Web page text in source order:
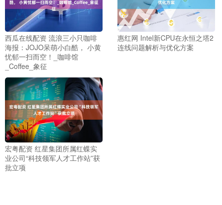
西瓜在线配资 流浪三小只咖啡
海报：JOJO呆萌小白酷， 小黄
忧郁一扫而空！_咖啡馆
_Coffee_象征
惠红网 Intel新CPU在永恒之塔2
连线问题解析与优化方案
宏粤配资 红星集团所属红蝶实
业公司“科技领军人才工作站”获
批立项